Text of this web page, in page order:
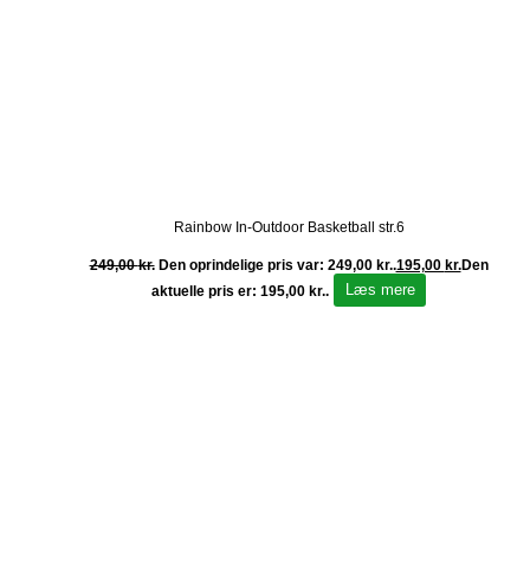
Rainbow In-Outdoor Basketball str.6
249,00kr. Den oprindelige pris var: 249,00 kr..195,00 kr.Den
aktuelle pris er: 195,00 kr..
Læs mere